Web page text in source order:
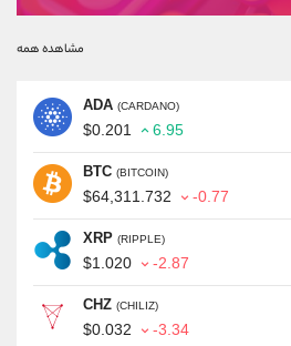
مشاهده همه
ADA (CARDANO)
$0.201 6.95
BTC (BITCOIN)
$64,311.732 -0.77
XRP (RIPPLE)
$1.020 -2.87
CHZ (CHILIZ)
$0.032 -3.34